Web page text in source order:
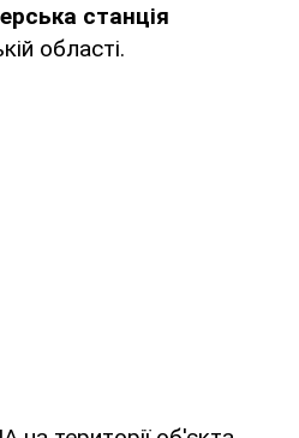
станція
області.